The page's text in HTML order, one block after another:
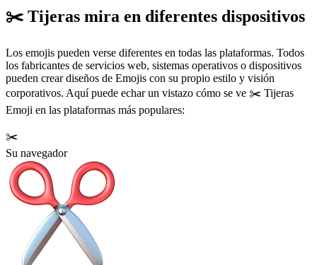
✂️ Tijeras mira en diferentes dispositivos
Los emojis pueden verse diferentes en todas las plataformas. Todos
los fabricantes de servicios web, sistemas operativos o dispositivos
pueden crear diseños de Emojis con su propio estilo y visión
corporativos. Aquí puede echar un vistazo cómo se ve ✂️ Tijeras
Emoji en las plataformas más populares:
✂️
Su navegador